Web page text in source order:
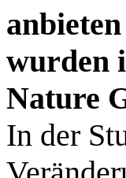
wurden
Nature
In der